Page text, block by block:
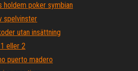
holdem poker symbian
spelvinster
utan insättning
eller 2
puerto madero